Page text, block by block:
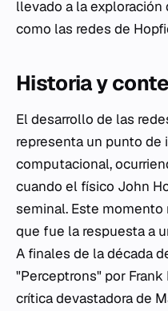
llevado a la
como las redes de
Historia y
El desarrollo de las
representa un punto de
computacional,
cuando el físico John
seminal. Este momento
que fue la respuesta a
A finales de la década
"Perceptrons" por
crítica devastadora de